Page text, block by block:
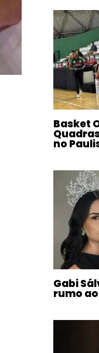
Basket
no
Gabi
rumo